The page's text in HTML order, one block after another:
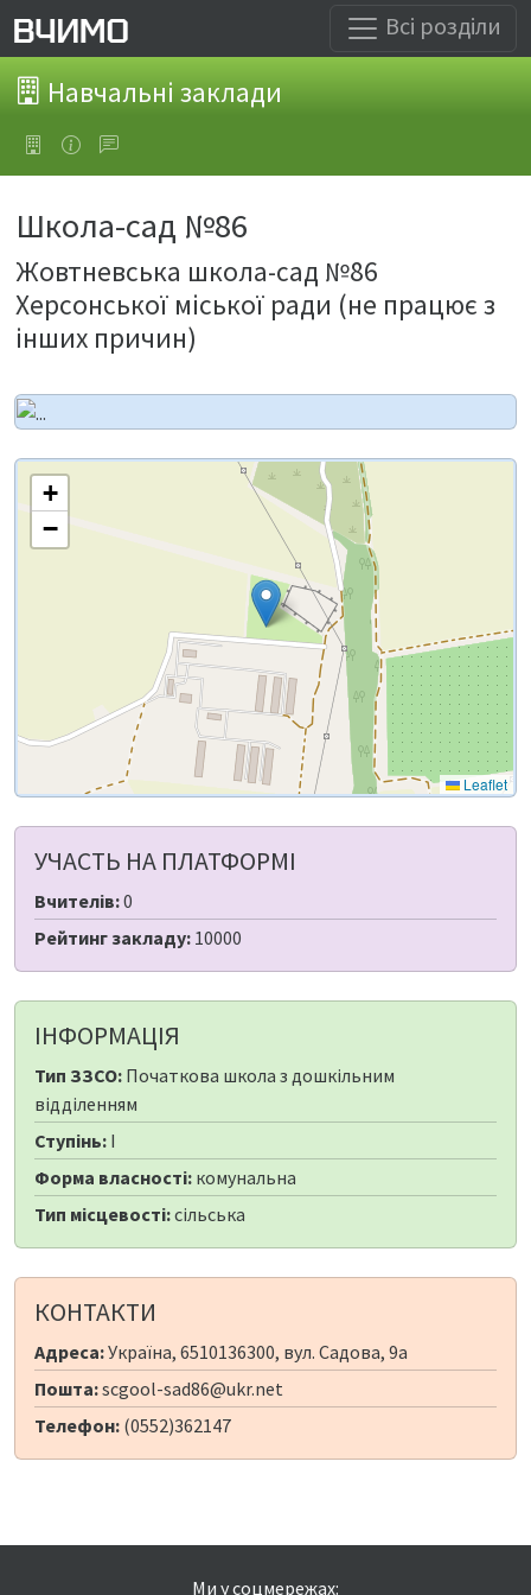
Всі розділи
Навчальні заклади
Школа-сад №86
Жовтневська школа-сад №86
Херсонської міської ради (не працює з
інших причин)
+
−
Leaflet
УЧАСТЬ НА ПЛАТФОРМІ
Вчителів:0
Рейтинг закладу: 10000
ІНФОРМАЦІЯ
Тип ЗЗСО: Початкова школа з дошкільним
відділенням
Ступінь: I
Форма власності: комунальна
Тип місцевості:сільська
КОНТАКТИ
Адреса:Україна, 6510136300, вул. Садова, 9а
Пошта:scgool-sad86@ukr.net
Телефон: (0552)362147
Ми у соцмережах: